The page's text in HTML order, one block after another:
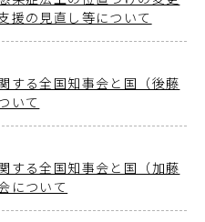
援の見直し等について
する全国知事会と国（後藤
いて
する全国知事会と国（加藤
について